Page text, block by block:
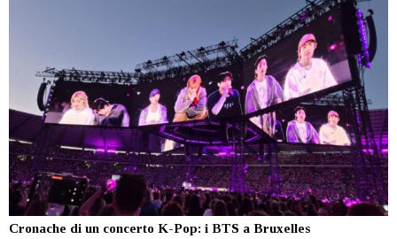
Cronache di un concerto K-Pop: i BTS a Bruxelles